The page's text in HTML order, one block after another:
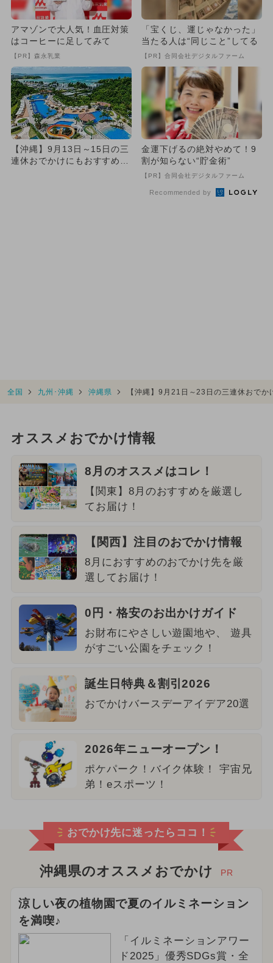
アマゾンで大人気！血圧対策
はコーヒーに足してみて
【PR】森永乳業
「宝くじ、運じゃなかった」
当たる人は“同じこと”してる
【PR】合同会社デジタルファーム
【沖縄】9月13日～15日の三
連休おでかけにもおすすめ！
金運下げるの絶対やめて！9
割が知らない“貯金術”
【PR】合同会社デジタルファーム
Recommended by
全国 九州･沖縄 沖縄県 【沖縄】9月21日～23日の三連休おで
オススメおでかけ情報
8月のオススメはコレ！
【関東】8月のおすすめを厳選し
てお届け！
【関西】注目のおでかけ情報
8月におすすめのおでかけ先を厳
選してお届け！
0円・格安のお出かけガイド
お財布にやさしい遊園地や、 遊具
がすごい公園をチェック！
誕生日特典＆割引2026
おでかけバースデーアイデア20選
2026年ニューオープン！
ポケパーク！バイク体験！ 宇宙兄
弟！eスポーツ！
おでかけ先に迷ったらココ！
沖縄県のオススメおでかけ PR
涼しい夜の植物園で夏のイルミネーション
を満喫♪
「イルミネーションアワー
ド2025」優秀SDGs賞・全